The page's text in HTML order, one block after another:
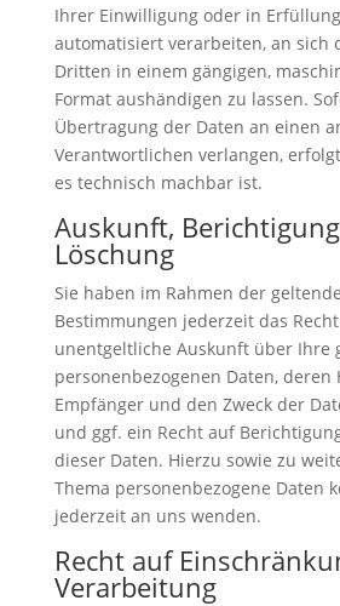
Ihrer Einwilligung oder in
automatisiert verarbeiten, an sich
Dritten in einem gängigen,
Format aushändigen zu lassen.
Übertragung der Daten an einen
Verantwortlichen verlangen,
es technisch machbar ist.
Auskunft,
Löschung
Sie haben im Rahmen der
Bestimmungen jederzeit das
unentgeltliche Auskunft über Ihre
personenbezogenen Daten,
Empfänger und den Zweck der
und ggf. ein Recht auf
dieser Daten. Hierzu sowie zu
Thema personenbezogene Daten
jederzeit an uns wenden.
Recht auf
Verarbeitung